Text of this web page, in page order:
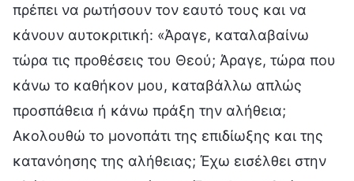
πρέπει να ρωτήσουν τον εαυτό τους και να
κάνουν αυτοκριτική: «Άραγε, καταλαβαίνω
τώρα τις προθέσεις του Θεού; Άραγε, τώρα που
κάνω το καθήκον μου, καταβάλλω απλώς
προσπάθεια ή κάνω πράξη την αλήθεια;
Ακολουθώ το μονοπάτι της επιδίωξης και της
κατανόησης της αλήθειας; Έχω εισέλθει στην